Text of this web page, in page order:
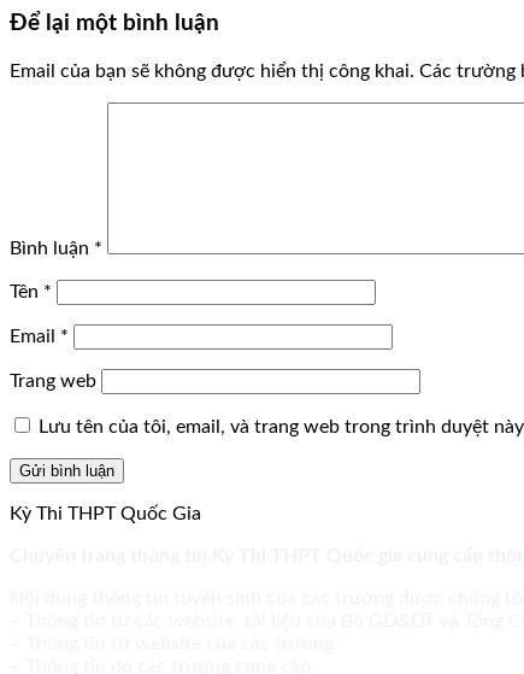
Để lại một bình luận
Email của bạn sẽ không được hiển thị công khai. Các trường
Bình luận *
Tên *
Email *
Trang web
Lưu tên của tôi, email, và trang web trong trình duyệt
Kỳ Thi THPT Quốc Gia